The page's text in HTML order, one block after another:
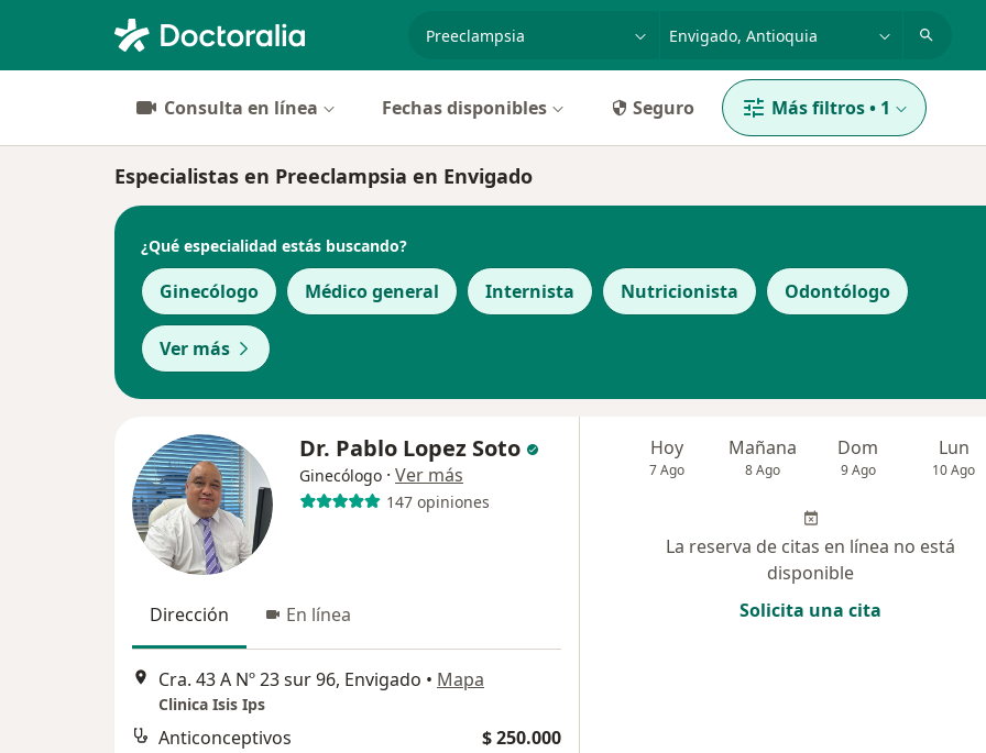
Consulta en línea Fechas disponibles Seguro Más filtros• 1
Especialistas en Preeclampsia en Envigado
¿Qué especialidad estás buscando?
Ginecólogo Médico general Internista Nutricionista Odontólogo
Ver más
Dr. Pablo Lopez Soto
Ginecólogo · Ver más
147 opiniones
Dirección En línea
Cra. 43 A Nº 23 sur 96, Envigado • Mapa
Clinica Isis Ips
Anticonceptivos $ 250.000
Hoy
7 Ago
Mañana
8 Ago
Dom
9 Ago
Lun
10 Ago
La reserva de citas en línea no está
disponible
Solicita una cita